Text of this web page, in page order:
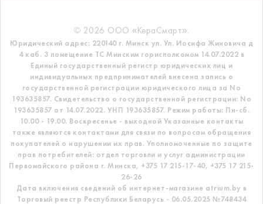
© 2026 ООО «КераСмарт».
Юридический адрес: 220140 г. Минск ул. Ул. Иосифа Жиновича д
4 каб. 3 помещение ТС Минским горисполкомом 14.07.2022 в
Единый государственный регистр юридических лиц и
индивидуальных предпринимателей внесена запись о
государственной регистрации юридического лица за No
193635857. Свидетельство о государственной регистрации: No
193635857 от 14.07.2022. УНП 193635857. Режим работы: Пн-сб.
10.00 - 19.00. Воскресенье - выходной Указанные контакты
также являются контактами для связи по вопросам обращения
покупателей о нарушении их прав. Уполномоченные по защите
прав потребителей: отдел торговли и услуг администрации
Первомайского района г. Минска, +375 17 215-17-40, +375 17 215-
26-26
Дата включения сведений об интернет-магазине atrium.by в
Торговый реестр Республики Беларусь - 06.05.2025 №748434